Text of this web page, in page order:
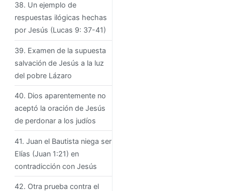
38. Un ejemplo de
respuestas ilógicas hechas
por Jesús (Lucas 9: 37-41)
39. Examen de la supuesta
salvación de Jesús a la luz
del pobre Lázaro
40. Dios aparentemente no
aceptó la oración de Jesús
de perdonar a los judíos
41. Juan el Bautista niega ser
Elías (Juan 1:21) en
contradicción con Jesús
42. Otra prueba contra el